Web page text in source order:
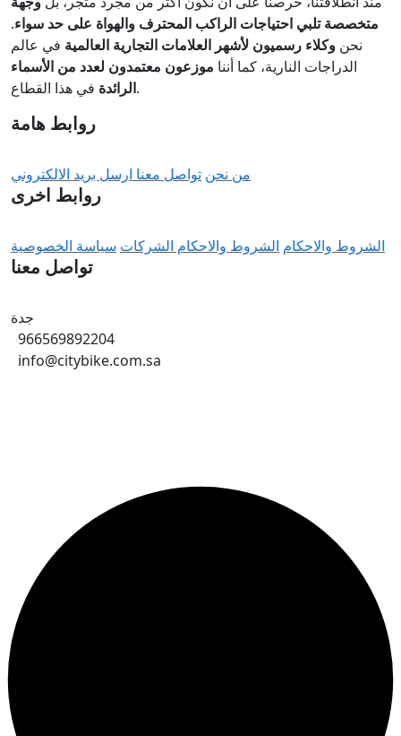
متخصصة تلبي احتياجات الراكب المحترف والهواة على حد سواء.
نحن وكلاء رسميون لأشهر العلامات التجارية العالمية في عالم
الدراجات النارية، كما أننا موزعون معتمدون لعدد من الأسماء
الرائدةفي هذا القطاع.
روابط هامة
من نحن تواصل معنا ارسل بريد الالكتروني
روابط اخرى
الشروط والاحكام الشروط والاحكام الشركات سياسة الخصوصية
تواصل معنا
جدة
966569892204
info@citybike.com.sa